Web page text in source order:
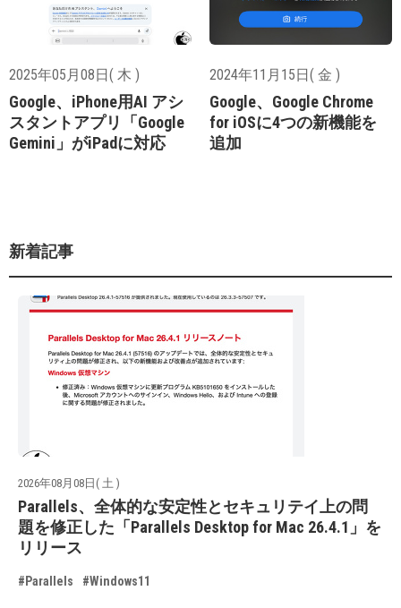
2025年05月08日( 木 )
Google、iPhone用AI アシ
スタントアプリ「Google
Gemini」がiPadに対応
2024年11月15日( 金 )
Google、Google Chrome
for iOSに4つの新機能を
追加
新着記事
2026年08月08日( 土 )
Parallels、全体的な安定性とセキュリテイ上の問
題を修正した「Parallels Desktop for Mac 26.4.1」を
リリース
#Parallels #Windows11